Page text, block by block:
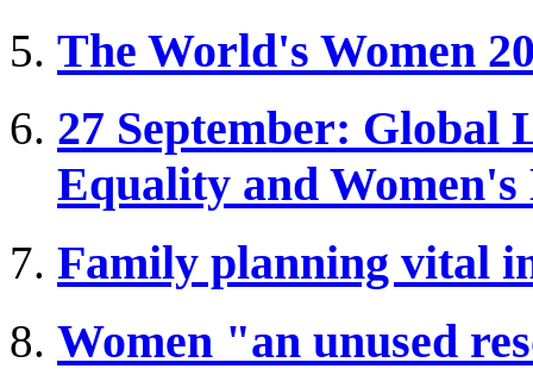
The World's Women
27 September: Global
Equality and
Family planning vital
Women "an unused